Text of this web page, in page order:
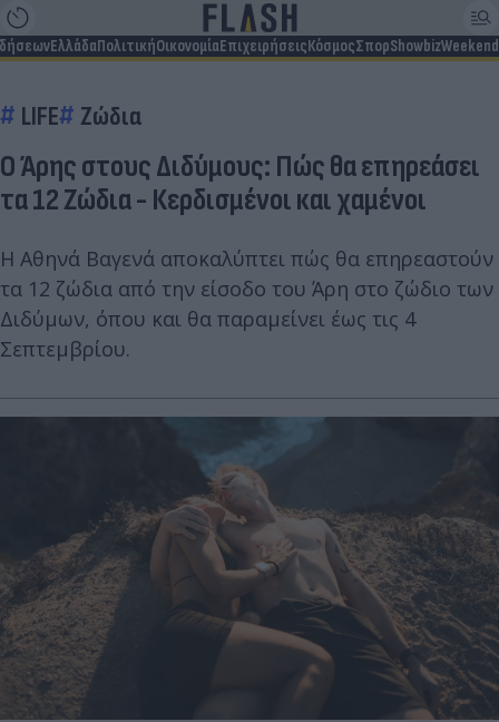
ΕλλάδαΠολιτικήΟικονομίαΕπιχειρήσειςΚόσμοςΣπορShowbizWeekend
LIFE Ζώδια
Ο Άρης στους Διδύμους: Πώς θα επηρεάσει
τα 12 Ζώδια - Κερδισμένοι και χαμένοι
Η Αθηνά Βαγενά αποκαλύπτει πώς θα επηρεαστούν
τα 12 ζώδια από την είσοδο του Άρη στο ζώδιο των
Διδύμων, όπου και θα παραμείνει έως τις 4
Σεπτεμβρίου.